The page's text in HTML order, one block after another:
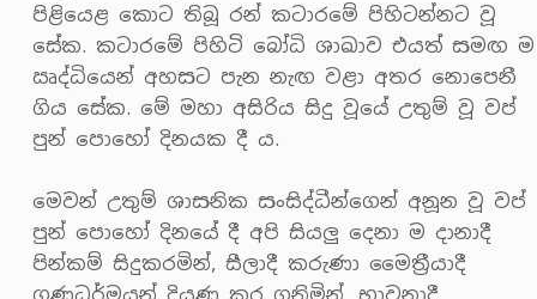
පිළියෙළ කොට තිබූ රන් කටාරමේ පිහිටන්නට වූ
සේක. කටාරමේ පිහිටි බෝධි ශාඛාව එයත් සමඟ ම
ඍද්ධියෙන් අහසට පැන නැඟ වළා අතර නොපෙනී
ගිය සේක. මේ මහා අසිරිය සිදු වූයේ උතුම් වූ වප්
පුන් පොහෝ දිනයක දී ය.
මෙවන් උතුම් ශාසනික සංසිද්ධීන්ගෙන් අනූන වූ වප්
පුන් පොහෝ දිනයේ දී අපි සියලු දෙනා ම දානාදී
පින්කම් සිදුකරමින්, සීලාදී කරුණා මෛත්‍රීයාදී